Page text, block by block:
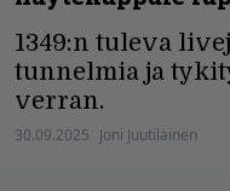
1349:n tuleva
tunnelmia ja
verran.
30.09.2025 Joni Juutilainen